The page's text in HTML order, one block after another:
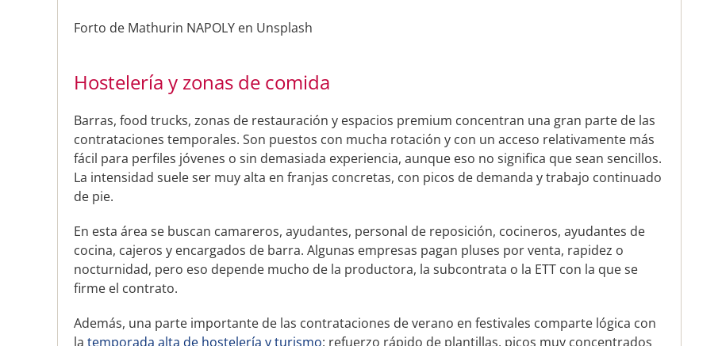
Forto de Mathurin NAPOLY en Unsplash
Hostelería y zonas de comida
Barras, food trucks, zonas de restauración y espacios premium concentran una gran parte de las
contrataciones temporales. Son puestos con mucha rotación y con un acceso relativamente más
fácil para perfiles jóvenes o sin demasiada experiencia, aunque eso no significa que sean sencillos.
La intensidad suele ser muy alta en franjas concretas, con picos de demanda y trabajo continuado
de pie.
En esta área se buscan camareros, ayudantes, personal de reposición, cocineros, ayudantes de
cocina, cajeros y encargados de barra. Algunas empresas pagan pluses por venta, rapidez o
nocturnidad, pero eso depende mucho de la productora, la subcontrata o la ETT con la que se
firme el contrato.
Además, una parte importante de las contrataciones de verano en festivales comparte lógica con
la temporada alta de hostelería y turismo: refuerzo rápido de plantillas, picos muy concentrados